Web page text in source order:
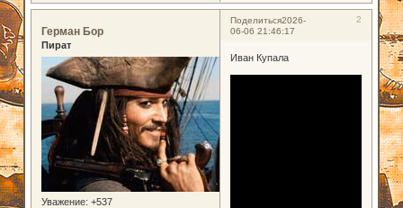
Поделиться 2
2026-
06-06 21:46:17
Герман Бор
Пират
Уважение: +537
Иван Купала